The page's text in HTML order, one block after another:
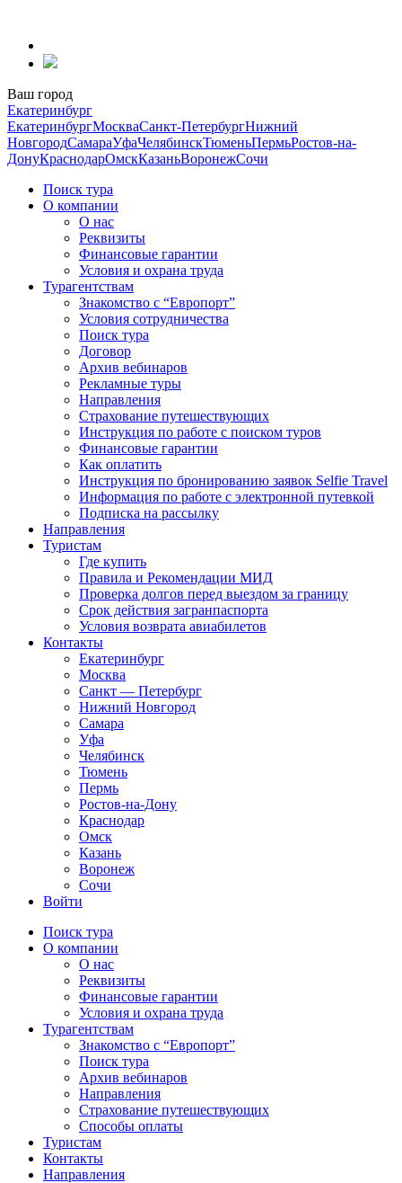
содержанию
Ваш город
Екатеринбург
ЕкатеринбургМоскваСанкт-ПетербургНижний
НовгородСамараУфаЧелябинскТюменьПермьРостов-на-
ДонуКраснодарОмскКазаньВоронежСочи
Поиск тура
О компании
О нас
Реквизиты
Финансовые гарантии
Условия и охрана труда
Турагентствам
Знакомство с “Европорт”
Условия сотрудничества
Поиск тура
Договор
Архив вебинаров
Рекламные туры
Направления
Страхование путешествующих
Инструкция по работе с поиском туров
Финансовые гарантии
Как оплатить
Инструкция по бронированию заявок Selfie Travel
Информация по работе с электронной путевкой
Подписка на рассылку
Направления
Туристам
Где купить
Правила и Рекомендации МИД
Проверка долгов перед выездом за границу
Срок действия загранпаспорта
Условия возврата авиабилетов
Контакты
Екатеринбург
Москва
Санкт — Петербург
Нижний Новгород
Самара
Уфа
Челябинск
Тюмень
Пермь
Ростов-на-Дону
Краснодар
Омск
Казань
Воронеж
Сочи
Войти
Поиск тура
О компании
О нас
Реквизиты
Финансовые гарантии
Условия и охрана труда
Турагентствам
Знакомство с “Европорт”
Поиск тура
Архив вебинаров
Направления
Страхование путешествующих
Способы оплаты
Туристам
Контакты
Направления